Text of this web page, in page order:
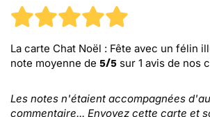
La carte Chat Noël : Fête avec un félin
note moyenne de 5/5 sur 1 avis de nos
Les notes n'étaient accompagnées
commentaire... Envoyez cette carte et